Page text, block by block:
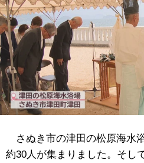
さぬき市の津田の松原海水
約30人が集まりました。そし